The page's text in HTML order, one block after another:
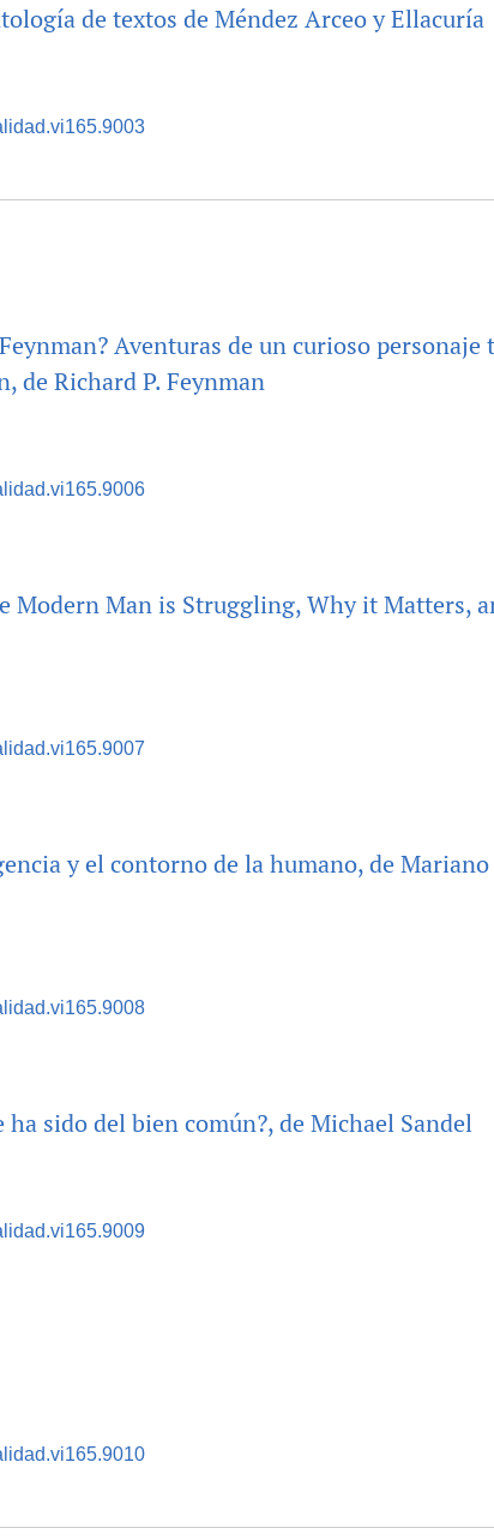
de textos de Méndez Arceo y Ellacuría
Aventuras de un curioso
de Richard P. Feynman
Modern Man is Struggling, Why it Matters,
y el contorno de la humano, de
sido del bien común?, de Michael Sandel